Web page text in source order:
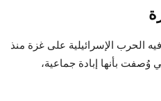
الحرب الإسرائيلية على غزة منذ
وُصفت بأنها إبادة جماعية،